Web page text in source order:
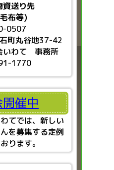
資送り先
布等)
0507
町丸谷地37-42
いわて 事務所
1770
催中
てでは、新しい
を募集する定例
ります。